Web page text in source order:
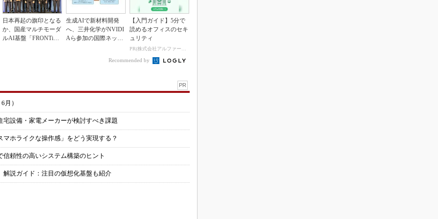
日本再起の旗印となる
か、国産マルチモーダ
ルAI基盤「FRONTi
生成AIで新材料開発
へ、三井化学がNVIDI
Aら参加の国際ネット
【入門ガイド】5分で
読めるオフィスのセキ
ュリティ
PR(株式会社アルファーテクノ)
Recommended by
PR
月）
設備・家電メーカーが検討すべき課題
ホライクな操作感」をどう実現する？
頼性の高いシステム構築のヒント
説ガイド：注目の仮想化基盤も紹介